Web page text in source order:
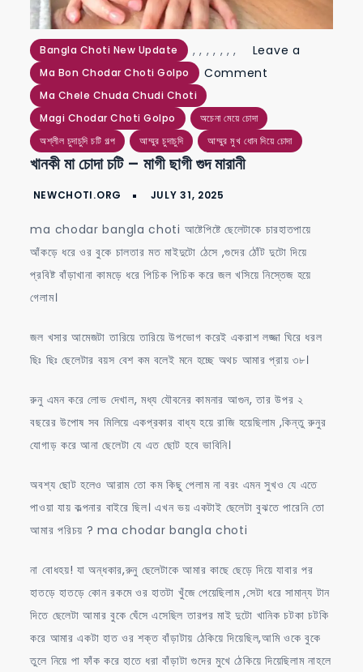
Bangla Choti New Update ,
Ma Bon Chodar Choti Golpo
,
Ma Chele Chuda Chudi Choti
,
Magi Chodar Choti Golpo
,
অচেনা মেয়ে চোদা
,
অশ্লীল চুদাচুদি চটি গল্প
,
আম্মুর চুদাচুদি
,
আম্মুর মুখ ধোন দিয়ে চোদা
Leave a
Comment
মা
চোদা
ছাগী
গুদ
মারানী
খানকী মা চোদা চটি – মাগী ছাগী গুদ মারানী
ma chodar bangla choti আষ্টেপিষ্টে ছেলেটাকে চারহাতপায়ে
আঁকড়ে ধরে ওর বুকে চালতার মত মাইদুটো ঠেসে ,গুদের ঠোঁট দুটো দিয়ে
প্রবিষ্ট বাঁড়াখানা কামড়ে ধরে পিচিক পিচিক করে জল খসিয়ে নিস্তেজ হয়ে
গেলাম।
জল খসার আমেজটা তারিয়ে তারিয়ে উপভোগ করেই একরাশ লজ্জা ঘিরে ধরল
ছিঃ ছিঃ ছেলেটার বয়স বেশ কম বলেই মনে হচ্ছে অথচ আমার প্রায় ৩৮।
রুনু এমন করে লোভ দেখাল, মধ্য যৌবনের কামনার আগুন, তার উপর ২
বছরের উপোষ সব মিলিয়ে একপ্রকার বাধ্য হয়ে রাজি হয়েছিলাম ,কিন্তু রুনুর
যোগাড় করে আনা ছেলেটা যে এত ছোট হবে ভাবিনি।
অবশ্য ছোট হলেও আরাম তো কম কিছু পেলাম না বরং এমন সুখও যে এতে
পাওয়া যায় কল্পনার বাইরে ছিল। এখন ভয় একটাই ছেলেটা বুঝতে পারেনি তো
আমার পরিচয় ? ma chodar bangla choti
না বোধহয়! যা অন্ধকার,রুনু ছেলেটাকে আমার কাছে ছেড়ে দিয়ে যাবার পর
হাতড়ে হাতড়ে কোন রকমে ওর হাতটা খুঁজে পেয়েছিলাম ,সেটা ধরে সামান্য টান
দিতে ছেলেটা আমার বুকে ঘেঁসে এসেছিল তারপর মাই দুটো খানিক চটকা চটকি
করে আমার একটা হাত ওর শক্ত বাঁড়াটায় ঠেকিয়ে দিয়েছিল,আমি ওকে বুকে
তুলে নিয়ে পা ফাঁক করে হাতে ধরা বাঁড়াটা গুদের মুখে ঠেকিয়ে দিয়েছিলাম নাহলে